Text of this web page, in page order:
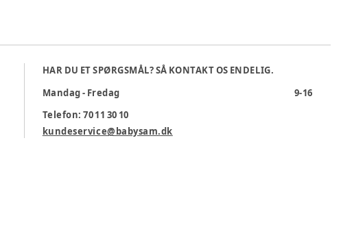
HAR DU ET SPØRGSMÅL? SÅ KONTAKT OS ENDELIG.
Mandag - Fredag
9-16
Telefon: 70 11 30 10
kundeservice@babysam.dk